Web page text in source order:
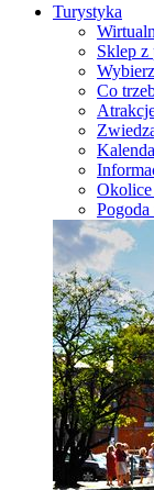
Turystyka
Sklep z
Co